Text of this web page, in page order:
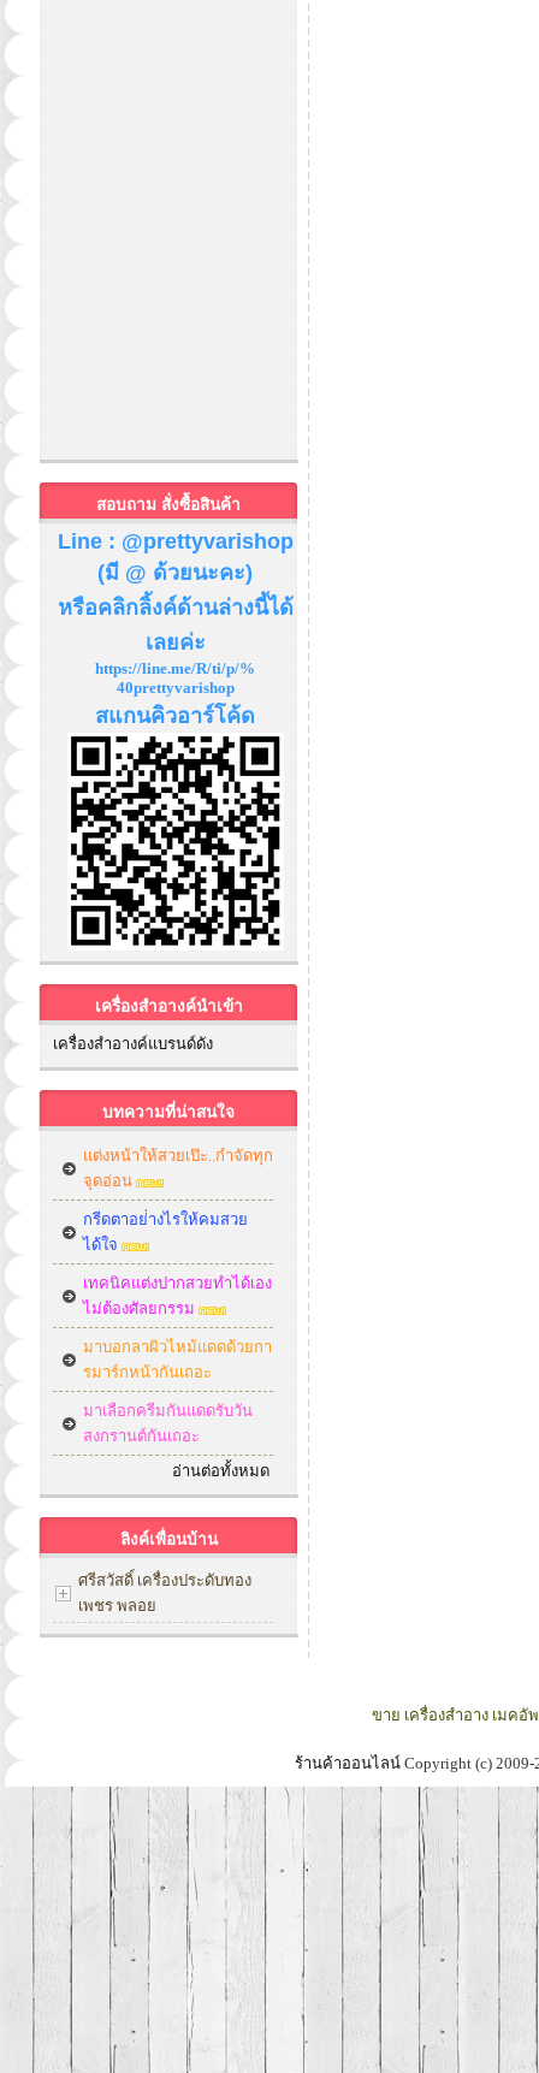
สอบถาม สั่งซื้อสินค้า
Line : @prettyvarishop
(มี @ ด้วยนะคะ)
หรือคลิกลิ้งค์ด้านล่างนี้ได้
เลยค่ะ
https://line.me/R/ti/p/%
40prettyvarishop
สแกนคิวอาร์โค้ด
เครื่องสำอางค์นำเข้า
เครื่องสำอางค์แบรนด์ดัง
บทความที่น่าสนใจ
แต่งหน้าให้สวยเป๊ะ..กำจัดทุก
จุดอ่อน
กรีดตาอย่่างไรให้คมสวย
ได้ใจ
เทคนิคแต่งปากสวยทำได้เอง
ไม่ต้องศัลยกรรม
มาบอกลาผิวไหม้แดดด้วยกา
รมาร์กหน้ากันเถอะ
มาเลือกครีมกันแดดรับวัน
สงกรานต์กันเถอะ
อ่านต่อทั้งหมด
ลิงค์เพื่อนบ้าน
ศรีสวัสดิ์ เครื่องประดับทอง
เพชร พลอย
ขาย เครื่องสำอาง เมค
ร้านค้าออนไลน์Copyright (c)